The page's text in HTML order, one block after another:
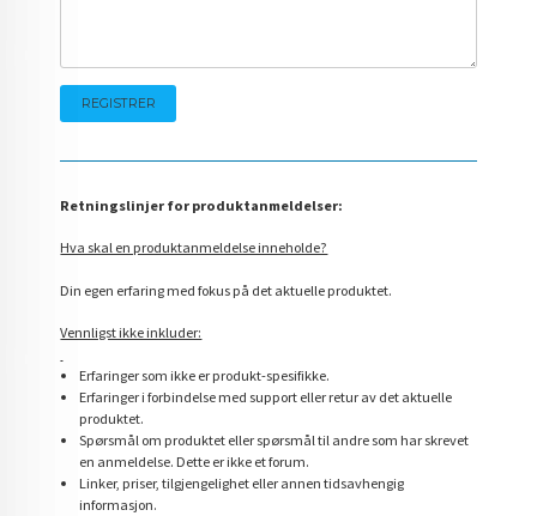
Retningslinjer for produktanmeldelser:
Hva skal en produktanmeldelse inneholde?
Din egen erfaring med fokus på det aktuelle produktet.
Vennligst ikke inkluder:
Erfaringer som ikke er produkt-spesifikke.
Erfaringer i forbindelse med support eller retur av det aktuelle
produktet.
Spørsmål om produktet eller spørsmål til andre som har skrevet
en anmeldelse. Dette er ikke et forum.
Linker, priser, tilgjengelighet eller annen tidsavhengig
informasjon.